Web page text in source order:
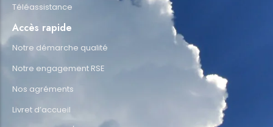
Téléassistance
Accès rapide
Notre démarche qualité
Notre engagement RSE
Nos agréments
Livret d’accueil